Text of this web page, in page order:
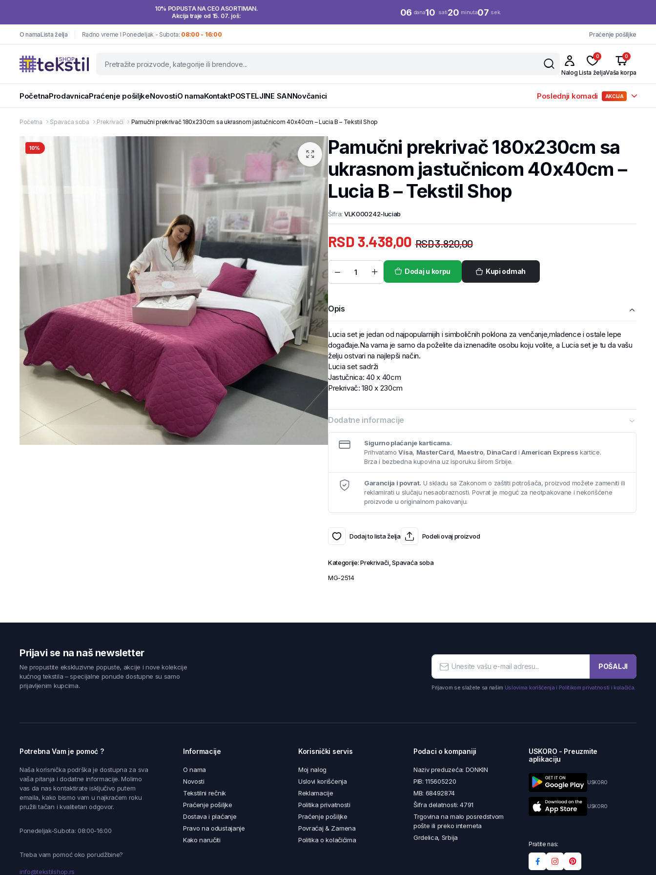
10% POPUSTA NA CEO ASORTIMAN.
Akcija traje od 15. 07. još:
06 dana10 sati20 minuta06 sek.
O namaLista želja Radno vreme I Ponedeljak - Subota: 08:00 - 16:00 Praćenje pošiljke
Nalog
0
Lista želja
0
Vaša korpa
PočetnaProdavnicaPraćenje pošiljkeNovostiO namaKontaktPOSTELJINE SANNovčanici Poslednji komadi AKCIJA
Početna Spavaća soba Prekrivači Pamučni prekrivač 180x230cm sa ukrasnom jastučnicom 40x40cm – Lucia B – Tekstil Shop
10%
Pamučni prekrivač 180x230cm sa
ukrasnom jastučnicom 40x40cm –
Lucia B – Tekstil Shop
Šifra: VLK000242-luciab
RSD3.820,00
RSD3.438,00
Dodaj u korpu Kupi odmah
Opis
Lucia set je jedan od najpopularnijih i simboličnih poklona za venčanje,mladence i ostale lepe
događaje.Na vama je samo da poželite da iznenadite osobu koju volite, a Lucia set je tu da vašu
želju ostvari na najlepši način.
Lucia set sadrži
Jastučnica: 40 x 40cm
Prekrivač: 180 x 230cm
Dodatne informacije
Sigurno plaćanje karticama.
PrihvatamoVisa, MasterCard, Maestro, DinaCard iAmerican Express kartice.
Brza i bezbedna kupovina uz isporuku širom Srbije.
Garancija i povrat. U skladu sa Zakonom o zaštiti potrošača, proizvod možete zameniti ili
reklamirati u slučaju nesaobraznosti. Povrat je moguć za neotpakovane i nekorišćene
proizvode u originalnom pakovanju.
Dodaj to lista želja Podeli ovaj proizvod
Kategorije:Prekrivači,Spavaća soba
MG-2514
Prijavi se na naš newsletter
Ne propustite ekskluzivne popuste, akcije i nove kolekcije
kućnog tekstila – specijalne ponude dostupne su samo
prijavljenim kupcima.
POŠALJI
Prijavom se slažete sa našim Uslovima korišćenja i Politikom privatnosti i kolačića.
Potrebna Vam je pomoć ?
Naša korisnička podrška je dostupna za sva
vaša pitanja i dodatne informacije. Molimo
vas da nas kontaktirate isključivo putem
emaila, kako bismo vam u najkraćem roku
pružili tačan i kvalitetan odgovor.
Ponedeljak-Subota: 08:00-16:00
Treba vam pomoć oko porudžbine?
info@tekstilshop.rs
Informacije
O nama
Novosti
Tekstilni rečnik
Praćenje pošiljke
Dostava i plaćanje
Pravo na odustajanje
Kako naručiti
Korisnički servis
Moj nalog
Uslovi korišćenja
Reklamacije
Politika privatnosti
Praćenje pošiljke
Povraćaj & Zamena
Politika o kolačićima
Podaci o kompaniji
Naziv preduzeća: DONKIN
PIB: 115605220
MB: 68492874
Šifra delatnosti: 4791
Trgovina na malo posredstvom
pošte ili preko interneta
Grdelica, Srbija
USKORO - Preuzmite
aplikaciju
USKORO
USKORO
Pratite nas: